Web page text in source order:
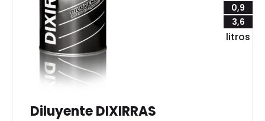
0,9
3,6
litros
Diluyente DIXIRRAS